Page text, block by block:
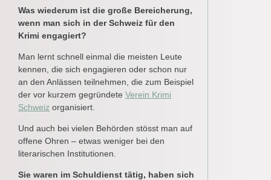
Was wiederum ist die große Bereicherung,
wenn man sich in der Schweiz für den
Krimi engagiert?
Man lernt schnell einmal die meisten Leute
kennen, die sich engagieren oder schon nur
an den Anlässen teilnehmen, die zum Beispiel
der vor kurzem gegründete Verein Krimi
Schweiz organisiert.
Und auch bei vielen Behörden stösst man auf
offene Ohren – etwas weniger bei den
literarischen Institutionen.
Sie waren im Schuldienst tätig, haben sich